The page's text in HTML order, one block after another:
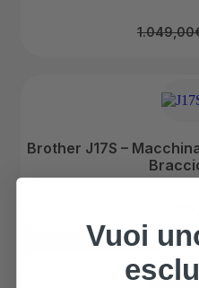
1.049,00
Brother J17S –
Vuoi